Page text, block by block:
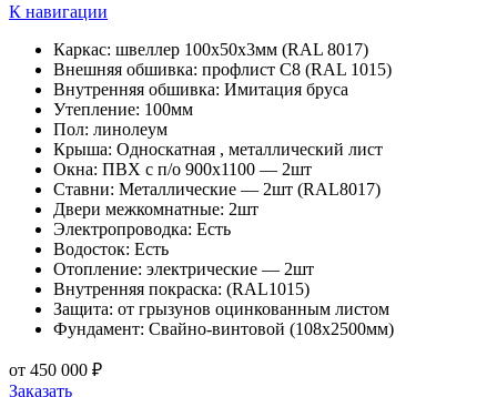
К навигации
Каркас: швеллер 100х50х3мм (RAL 8017)
Внешняя обшивка: профлист С8 (RAL 1015)
Внутренняя обшивка: Имитация бруса
Утепление: 100мм
Пол: линолеум
Крыша: Односкатная , металлический лист
Окна: ПВХ с п/о 900х1100 — 2шт
Ставни: Металлические — 2шт (RAL8017)
Двери межкомнатные: 2шт
Электропроводка: Есть
Водосток: Есть
Отопление: электрические — 2шт
Внутренняя покраска: (RAL1015)
Защита: от грызунов оцинкованным листом
Фундамент: Свайно-винтовой (108х2500мм)
от 450 000 ₽
Заказать